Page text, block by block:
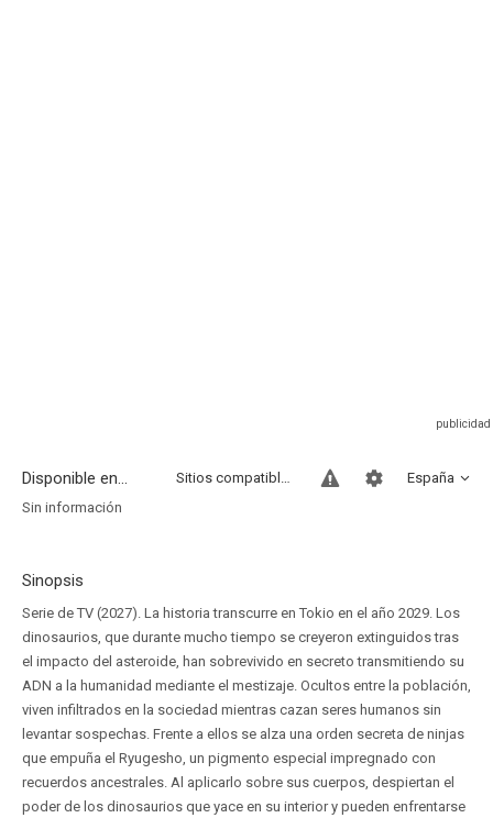
Disponible en... España
Sitios compatibles
Sin información
Sinopsis
Serie de TV (2027). La historia transcurre en Tokio en el año 2029. Los
dinosaurios, que durante mucho tiempo se creyeron extinguidos tras
el impacto del asteroide, han sobrevivido en secreto transmitiendo su
ADN a la humanidad mediante el mestizaje. Ocultos entre la población,
viven infiltrados en la sociedad mientras cazan seres humanos sin
levantar sospechas. Frente a ellos se alza una orden secreta de ninjas
que empuña el Ryugesho, un pigmento especial impregnado con
recuerdos ancestrales. Al aplicarlo sobre sus cuerpos, despiertan el
poder de los dinosaurios que yace en su interior y pueden enfrentarse